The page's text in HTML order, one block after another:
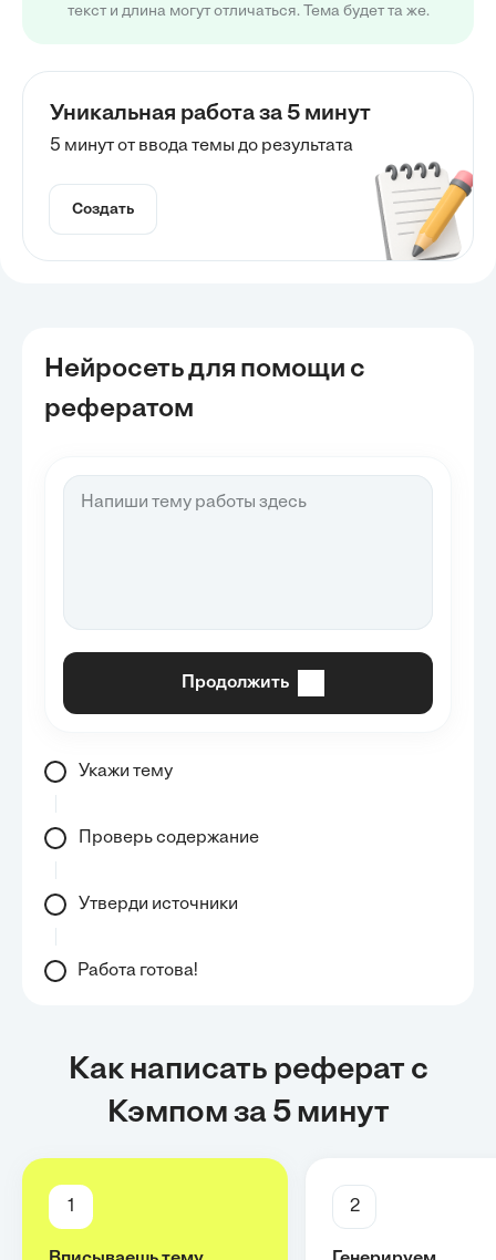
текст и длина могут отличаться. Тема будет та же.
Уникальная работа за 5 минут
5 минут от ввода темы до результата
Создать
Нейросеть для помощи с
рефератом
Продолжить
Укажи тему
Проверь содержание
Утверди источники
Работа готова!
Как написать реферат с
Кэмпом за 5 минут
1 2